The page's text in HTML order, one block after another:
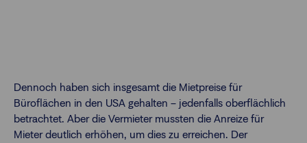
Dennoch haben sich insgesamt die Mietpreise für
Büroflächen in den USA gehalten – jedenfalls oberflächlich
betrachtet. Aber die Vermieter mussten die Anreize für
Mieter deutlich erhöhen, um dies zu erreichen. Der